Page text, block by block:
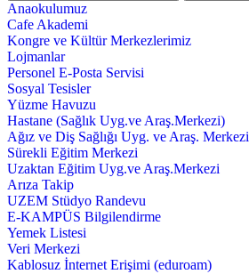
Anaokulumuz
Cafe Akademi
Kongre ve Kültür Merkezlerimiz
Lojmanlar
Personel E-Posta Servisi
Sosyal Tesisler
Yüzme Havuzu
Hastane (Sağlık Uyg.ve Araş.Merkezi)
Ağız ve Diş Sağlığı Uyg. ve Araş. Merkezi
Sürekli Eğitim Merkezi
Uzaktan Eğitim Uyg.ve Araş.Merkezi
Arıza Takip
UZEM Stüdyo Randevu
E-KAMPÜS Bilgilendirme
Yemek Listesi
Veri Merkezi
Kablosuz İnternet Erişimi (eduroam)